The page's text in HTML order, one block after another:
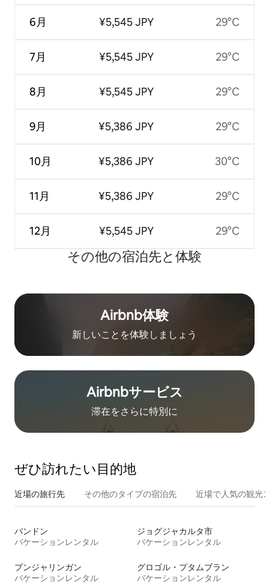
6月
7月
8月
9月
10月
11月
12月
¥5,545 JPY
¥5,545 JPY
¥5,545 JPY
¥5,386 JPY
¥5,386 JPY
¥5,386 JPY
¥5,545 JPY
29°C
29°C
29°C
29°C
30°C
29°C
29°C
その他の宿⁠泊⁠先と体⁠験
Airbnb体験
新しいことを体験しましょう
Airbnb⁠サ⁠ー⁠ビ⁠ス
滞在をさ⁠ら⁠に特⁠別⁠に
ぜひ訪⁠れ⁠た⁠い目⁠的⁠地
近場の旅行先 その他のタ⁠イ⁠プ⁠の宿⁠泊⁠先 近場で人気の観光
バンドン
バケーションレンタル
ジョグジャカルタ市
バケーションレンタル
プンジャリンガン
バケーションレンタル
グロゴル・プタムブラン
バケーションレンタル